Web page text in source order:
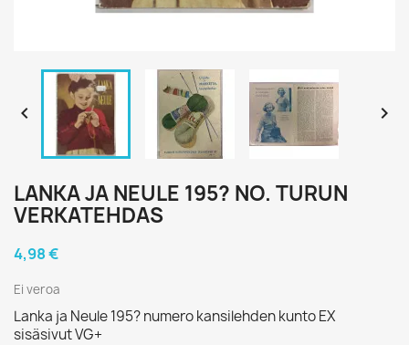
 
LANKA JA NEULE 195? NO. TURUN
VERKATEHDAS
4,98 €
Ei veroa
Lanka ja Neule 195? numero kansilehden kunto EX
sisäsivut VG+